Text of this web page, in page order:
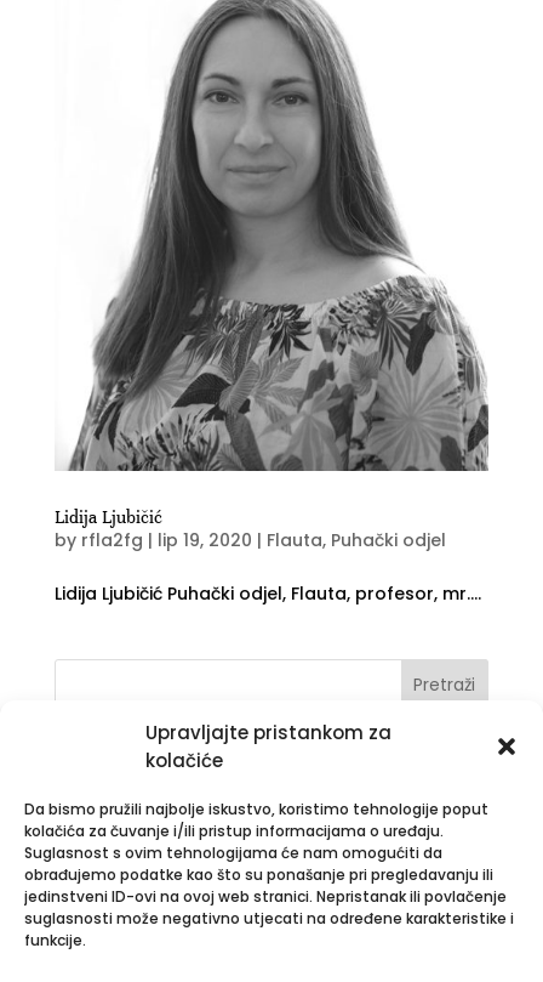
Upravljajte pristankom za
kolačiće
Da bismo pružili najbolje iskustvo, koristimo tehnologije poput
kolačića za čuvanje i/ili pristup informacijama o uređaju.
Suglasnost s ovim tehnologijama će nam omogućiti da
obrađujemo podatke kao što su ponašanje pri pregledavanju ili
jedinstveni ID-ovi na ovoj web stranici. Nepristanak ili povlačenje
suglasnosti može negativno utjecati na određene karakteristike i
funkcije.
Lidija Ljubičić
by rfla2fg | lip 19, 2020 | Flauta, Puhački odjel
Lidija Ljubičić Puhački odjel, Flauta, profesor, mr....
Nove objave
Savjetovanje sa zainteresiranom javnošću –
Pravilnik o provedbi postupaka jednostavne
nabave
POZIV na testiranje kandidata prijavljenih na
natječaj